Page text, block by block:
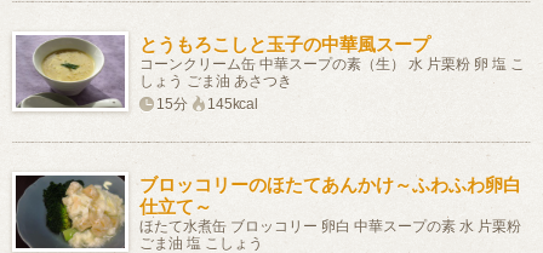
とうもろこしと玉子の中華風スープ
コーンクリーム缶 中華スープの素（生） 水 片栗粉 卵 塩 こ
しょう ごま油 あさつき
15分
145kcal
ブロッコリーのほたてあんかけ～ふわふわ卵白
仕立て～
ほたて水煮缶 ブロッコリー 卵白 中華スープの素 水 片栗粉
ごま油 塩 こしょう